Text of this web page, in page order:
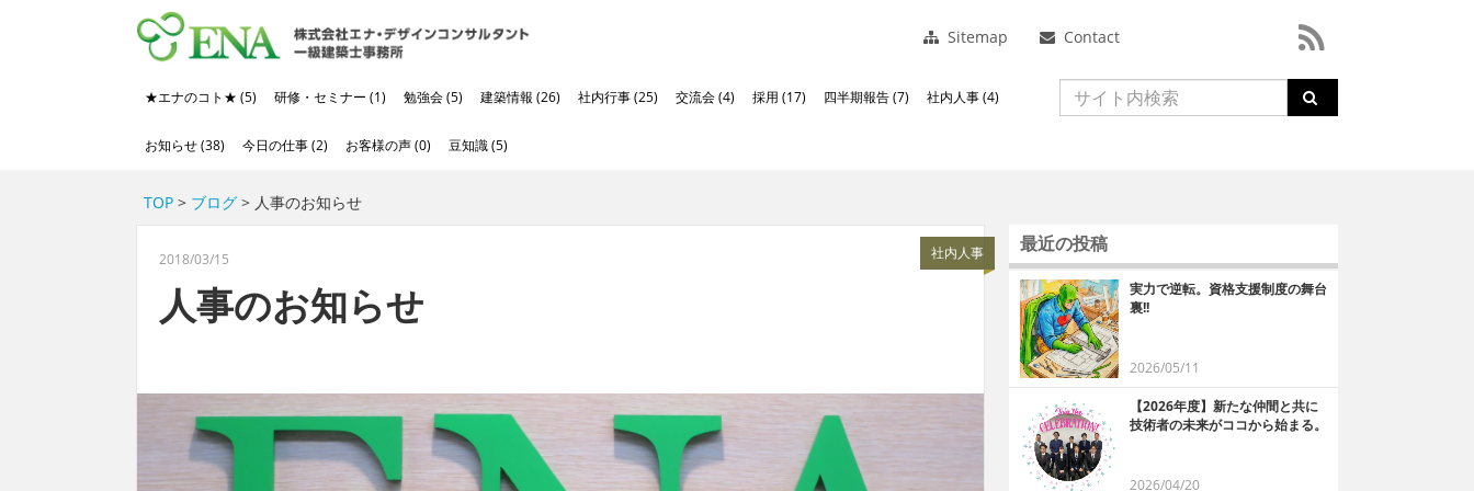
Sitemap Contact
★エナのコト★ (5) 研修・セミナー (1) 勉強会 (5) 建築情報 (26) 社内行事 (25) 交流会 (4) 採用 (17) 四半期報告 (7) 社内人事 (4)
お知らせ (38) 今日の仕事 (2) お客様の声 (0) 豆知識 (5)
TOP > ブログ > 人事のお知らせ
社内人事
2018/03/15
人事のお知らせ
最近の投稿
実力で逆転。資格支援制度の舞台
裏!!
2026/05/11
【2026年度】新たな仲間と共に
技術者の未来がココから始まる。
2026/04/20